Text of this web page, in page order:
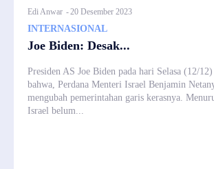
Edi Anwar - 20 Desember 2023
INTERNASIONAL
Joe Biden: Desak...
Presiden AS Joe Biden pada hari Selasa (12/12)
bahwa, Perdana Menteri Israel Benjamin
mengubah pemerintahan garis kerasnya.
Israel belum...